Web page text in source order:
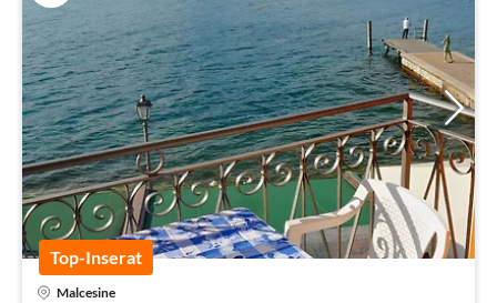
Top-Inserat
Malcesine